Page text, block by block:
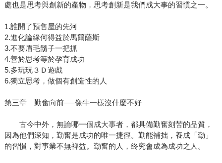
處也是思考與創新的產物，思考創新是我們成大事的習慣之一。
1.誰開了預售屋的先河
2.進化論緣何得益於馬爾薩斯
3.不要眉毛鬍子一把抓
4.善於思考等於孕育成功
5.多玩玩３Ｄ遊戲
6.獨立思考，做個有創造性的人
第三章 勤奮向前──像牛一樣沒什麼不好
古今中外，無論哪一個成大事者，都具備勤奮刻苦的品質，
因為他們深知，勤奮是成功的唯一捷徑。勤能補拙，養成「勤」
的習慣，對事業不無裨益。勤奮的人，終究會成為成功之人。